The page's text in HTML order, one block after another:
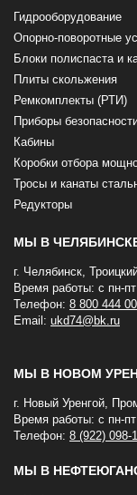
Гидрооборудование
Опорно-поворотные
Блоки полиспаста и
Плиты скольжения
Ремкомплекты (РТИ)
Приборы
Кабины
Коробки отбора
Тросы и канаты
Редукторы
МЫ В
г. Челябинск,
Время работы: с пн-
Телефон: 8 800 444
Email: ukd74@bk.ru
МЫ В НОВОМ
г. Новый Уренгой,
Время работы: с пн-
Телефон: 8 (922) 098-
МЫ В